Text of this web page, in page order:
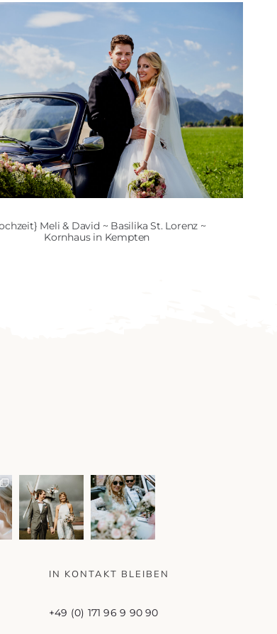
Meli & David ~ Basilika St. Lorenz ~
Kornhaus in Kempten
IN KONTAKT BLEIBEN
+49 (0) 171 96 9 90 90